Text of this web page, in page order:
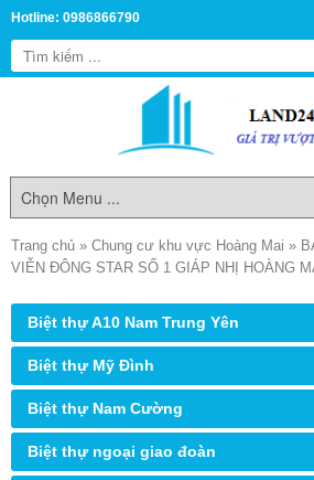
Hotline: 0986866790
Trang chủ » Chung cư khu vực Hoàng Mai »
VIỄN ĐÔNG STAR SỐ 1 GIÁP NHỊ HOÀNG
Biệt thự A10 Nam Trung Yên
Biệt thự Mỹ Đình
Biệt thự Nam Cường
Biệt thự ngoại giao đoàn